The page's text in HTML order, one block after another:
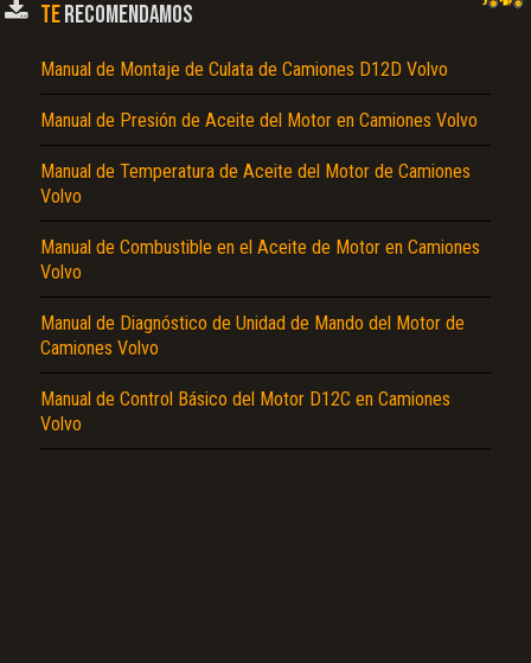
TERECOMENDAMOS
Manual de Montaje de Culata de Camiones D12D Volvo
Manual de Presión de Aceite del Motor en Camiones Volvo
Manual de Temperatura de Aceite del Motor de Camiones
Volvo
Manual de Combustible en el Aceite de Motor en Camiones
Volvo
Manual de Diagnóstico de Unidad de Mando del Motor de
Camiones Volvo
Manual de Control Básico del Motor D12C en Camiones
Volvo
No carga o no se visualiza el contenido.